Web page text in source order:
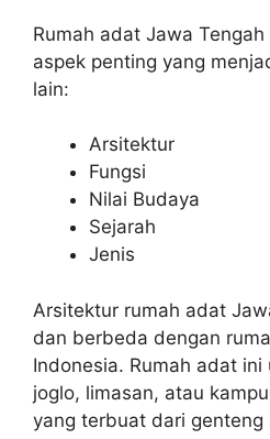
Rumah adat Jawa
aspek penting yang
lain:
Arsitektur
Fungsi
Nilai Budaya
Sejarah
Jenis
Arsitektur rumah adat
dan berbeda dengan
Indonesia. Rumah adat
joglo, limasan, atau
yang terbuat dari genteng